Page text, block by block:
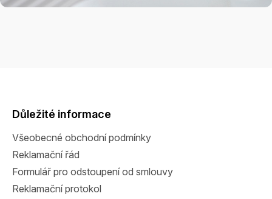
Důležité informace
Všeobecné obchodní podmínky
Reklamační řád
Formulář pro odstoupení od smlouvy
Reklamační protokol